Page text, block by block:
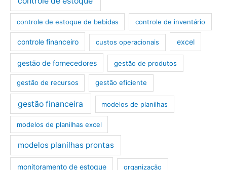
controle de estoque de bebidas controle de inventário
controle financeiro custos operacionais excel
gestão de fornecedores gestão de produtos
gestão de recursos gestão eficiente
gestão financeira modelos de planilhas
modelos de planilhas excel
modelos planilhas prontas
monitoramento de estoque organização